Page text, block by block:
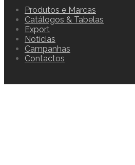
Produtos e Marcas
Catálogos & Tabelas
Export
Notícias
Campanhas
Contactos